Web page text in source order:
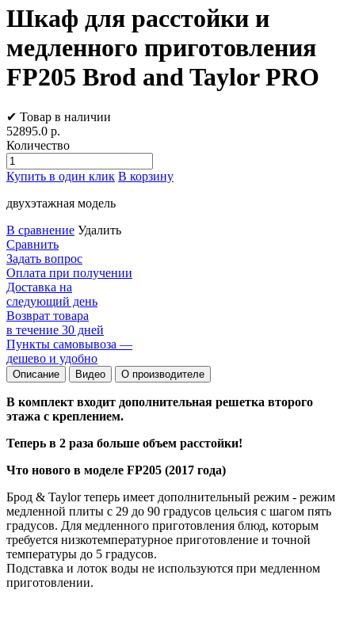
Шкаф для расстойки и
медленного приготовления
FP205 Brod and Taylor PRO
✔ Товар в наличии
52895.0 р.
Количество
Купить в один клик В корзину
двухэтажная модель
В сравнение Удалить
Сравнить
Задать вопрос
Оплата при получении
Доставка на
следующий день
Возврат товара
в течение 30 дней
Пункты самовывоза —
дешево и удобно
Описание Видео О производителе
В комплект входит дополнительная решетка второго
этажа с креплением.
Теперь в 2 раза больше объем расстойки!
Что нового в моделе FP205 (2017 года)
Брод & Taylor теперь имеет дополнительный режим - режим
медленной плиты с 29 до 90 градусов цельсия с шагом пять
градусов. Для медленного приготовления блюд, которым
требуется низкотемпературное приготовление и точной
температуры до 5 градусов.
Подставка и лоток воды не используются при медленном
приготовлении.